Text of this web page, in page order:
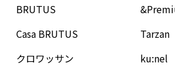
BRUTUS
Casa BRUTUS
クロワッサン
Tarzan
ku:nel